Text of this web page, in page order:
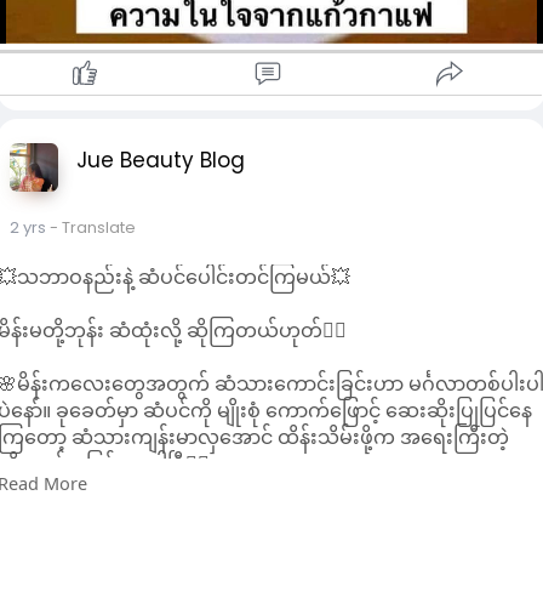
Jue Beauty Blog
2 yrs - Translate
သဘာဝနည်းနဲ့ ဆံပင်ပေါင်းတင်ကြမယ်💥
န်းမတို့ဘုန်း ဆံထုံးလို့ ဆိုကြတယ်ဟုတ်💁‍♀️
မိန်းကလေးတွေအတွက် ဆံသားကောင်းခြင်းဟာ မင်္ဂလာတစ်ပါးပ
နော်။ ခုခေတ်မှာ ဆံပင်ကို မျိုးစုံ ကောက်ဖြောင့် ဆေးဆိုးပြုပြင်နေ
ြတော့ ဆံသားကျန်းမာလှအောင် ထိန်းသိမ်းဖို့က အရေးကြီးတဲ့
စ္စတစ်ခု ဖြစ်လာပါပြီ💁‍♀️
More